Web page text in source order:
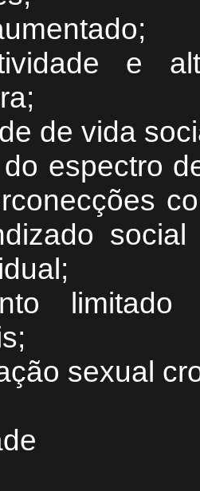
e
de vida
espectro
sexual